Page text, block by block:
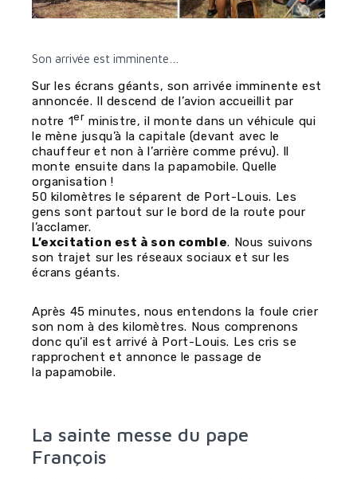
Son arrivée est imminente…
Sur les écrans géants, son arrivée imminente est
annoncée. Il descend de l’avion accueillit par
notre 1er ministre, il monte dans un véhicule qui
le mène jusqu’à la capitale (devant avec le
chauffeur et non à l’arrière comme prévu). Il
monte ensuite dans la papamobile. Quelle
organisation !
50 kilomètres le séparent de Port-Louis. Les
gens sont partout sur le bord de la route pour
l’acclamer.
L’excitation est à son comble. Nous suivons
son trajet sur les réseaux sociaux et sur les
écrans géants.
Après 45 minutes, nous entendons la foule crier
son nom à des kilomètres. Nous comprenons
donc qu’il est arrivé à Port-Louis. Les cris se
rapprochent et annonce le passage de
la papamobile.
La sainte messe du pape
François